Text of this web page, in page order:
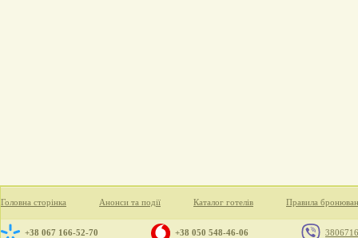
Головна сторінка Анонси та події Каталог готелів Правила
+38 067 166-52-70 +38 050 548-46-06